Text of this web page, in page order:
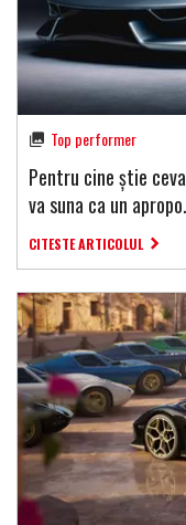
Top performer
Pentru cine știe
va suna ca un
CITESTE ARTICOLUL